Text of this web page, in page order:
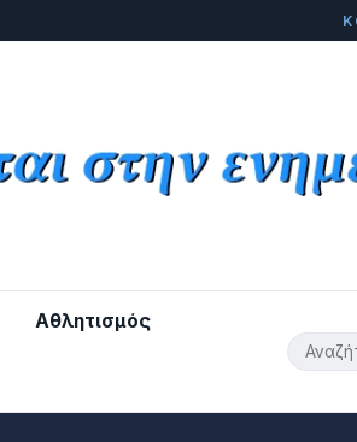
Αθλητισμός